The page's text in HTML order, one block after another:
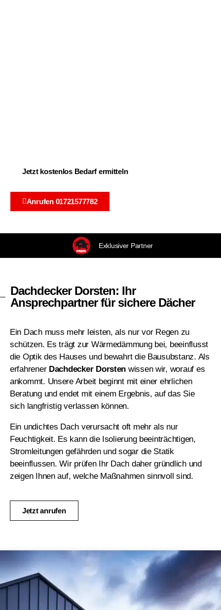
Jetzt kostenlos Bedarf ermitteln
Anrufen 01721577782
Exklusiver Partner
Dachdecker Dorsten: Ihr
Ansprechpartner für sichere Dächer
Ein Dach muss mehr leisten, als nur vor Regen zu
schützen. Es trägt zur Wärmedämmung bei, beeinflusst
die Optik des Hauses und bewahrt die Bausubstanz. Als
erfahrener Dachdecker Dorsten wissen wir, worauf es
ankommt. Unsere Arbeit beginnt mit einer ehrlichen
Beratung und endet mit einem Ergebnis, auf das Sie
sich langfristig verlassen können.
Ein undichtes Dach verursacht oft mehr als nur
Feuchtigkeit. Es kann die Isolierung beeinträchtigen,
Stromleitungen gefährden und sogar die Statik
beeinflussen. Wir prüfen Ihr Dach daher gründlich und
zeigen Ihnen auf, welche Maßnahmen sinnvoll sind.
Jetzt anrufen